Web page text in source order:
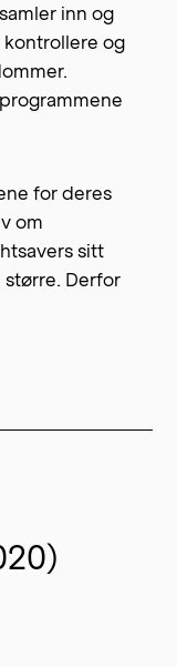
inn og
og
for deres
om
sitt
større. Derfor